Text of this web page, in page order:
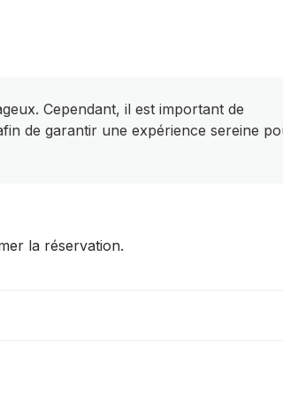
Cependant, il est important de
de garantir une expérience sereine
la réservation.